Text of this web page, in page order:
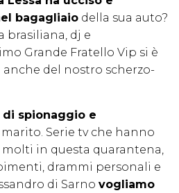
bagagliaio della sua auto?
brasiliana, dj e
Grande Fratello Vip si è
del nostro scherzo-
di spionaggio e
marito. Serie tv che hanno
in questa quarantena,
drammi personali e
di Sarno vogliamo